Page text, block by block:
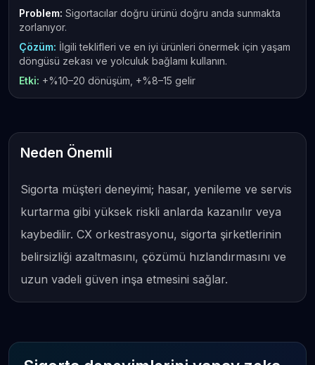
Problem: Sigortacılar doğru ürünü doğru anda sunmakta
zorlanıyor.
Çözüm: İlgili teklifleri ve en iyi ürünleri önermek için yaşam
döngüsü zekası ve yolculuk bağlamı kullanın.
Etki: +%10–20 dönüşüm, +%8–15 gelir
Neden Önemli
Sigorta müşteri deneyimi; hasar, yenileme ve servis
kurtarma gibi yüksek riskli anlarda kazanılır veya
kaybedilir. CX orkestrasyonu, sigorta şirketlerinin
belirsizliği azaltmasını, çözümü hızlandırmasını ve
uzun vadeli güven inşa etmesini sağlar.